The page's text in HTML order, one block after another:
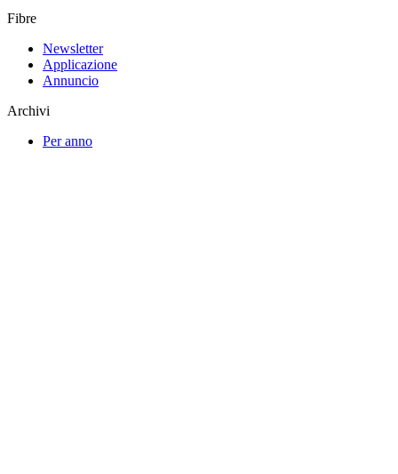
Fibre
Newsletter
Applicazione
Annuncio
Archivi
Per anno